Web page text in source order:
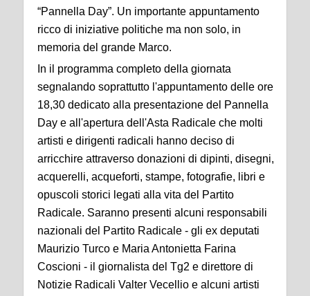
“Pannella Day”. Un importante appuntamento
ricco di iniziative politiche ma non solo, in
memoria del grande Marco.
In il programma completo della giornata
segnalando soprattutto l'appuntamento delle ore
18,30 dedicato alla presentazione del Pannella
Day e all'apertura dell'Asta Radicale che molti
artisti e dirigenti radicali hanno deciso di
arricchire attraverso donazioni di dipinti, disegni,
acquerelli, acqueforti, stampe, fotografie, libri e
opuscoli storici legati alla vita del Partito
Radicale. Saranno presenti alcuni responsabili
nazionali del Partito Radicale - gli ex deputati
Maurizio Turco e Maria Antonietta Farina
Coscioni - il giornalista del Tg2 e direttore di
Notizie Radicali Valter Vecellio e alcuni artisti